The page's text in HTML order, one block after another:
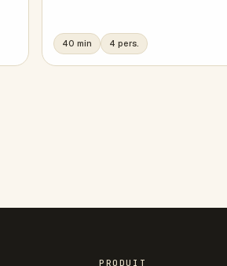
40 min 4 pers.
PRODUIT